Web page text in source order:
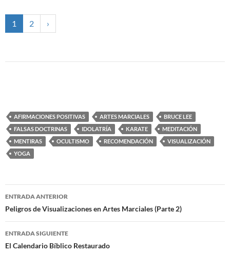
1 2 ›
AFIRMACIONES POSITIVAS ARTES MARCIALES
BRUCE LEE
FALSAS DOCTRINAS
IDOLATRÍA KARATE
MEDITACIÓN
MENTIRAS
OCULTISMO RECOMENDACIÓN
VISUALIZACIÓN
YOGA
Navegación
de
entradas
ENTRADA ANTERIOR
Peligros de Visualizaciones en Artes Marciales (Parte 2)
ENTRADA SIGUIENTE
El Calendario Bíblico Restaurado